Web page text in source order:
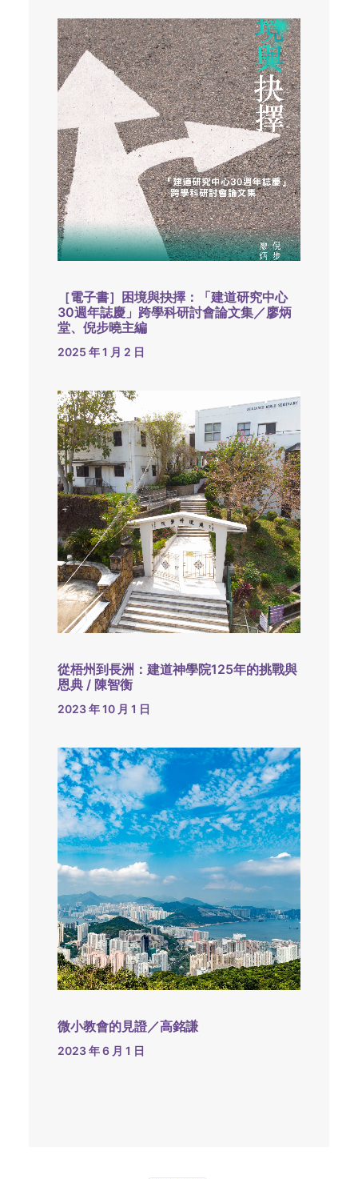
［電子書］困境與抉擇：「建道研究中心
30週年誌慶」跨學科研討會論文集／廖炳
堂、倪步曉主編
2025 年 1 月 2 日
從梧州到長洲：建道神學院125年的挑戰與
恩典 / 陳智衡
2023 年 10 月 1 日
微小教會的見證／高銘謙
2023 年 6 月 1 日